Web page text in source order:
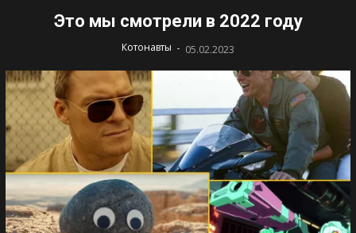
Это мы смотрели в 2022 году
Котонавты - 05.02.2023